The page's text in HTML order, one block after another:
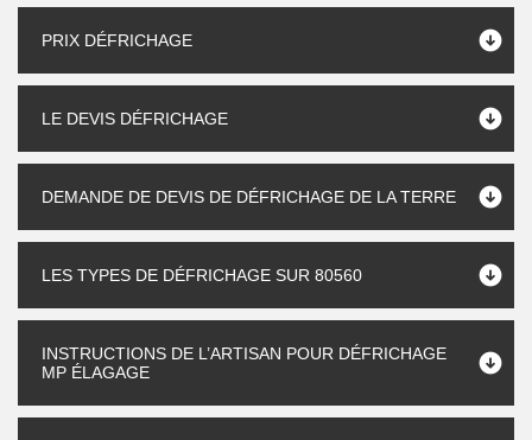
PRIX DÉFRICHAGE
LE DEVIS DÉFRICHAGE
DEMANDE DE DEVIS DE DÉFRICHAGE DE LA TERRE
LES TYPES DE DÉFRICHAGE SUR 80560
INSTRUCTIONS DE L’ARTISAN POUR DÉFRICHAGE
MP ÉLAGAGE